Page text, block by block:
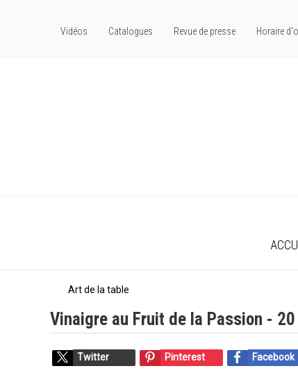
Vidéos Catalogues Revue de presse Horaire
Art de la table
Vinaigre au Fruit de la Passion - 20
Twitter Pinterest Facebook